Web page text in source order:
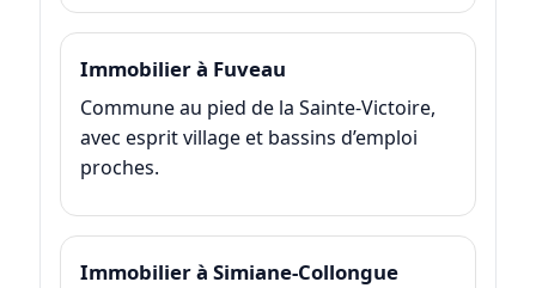
Immobilier à Fuveau
Commune au pied de la Sainte-Victoire,
avec esprit village et bassins d’emploi
proches.
Immobilier à Simiane-Collongue